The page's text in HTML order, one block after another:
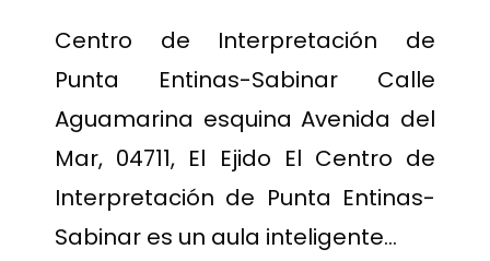
Centro de Interpretación de
Punta Entinas-Sabinar Calle
Aguamarina esquina Avenida del
Mar, 04711, El Ejido El Centro de
Interpretación de Punta Entinas-
Sabinar es un aula inteligente…